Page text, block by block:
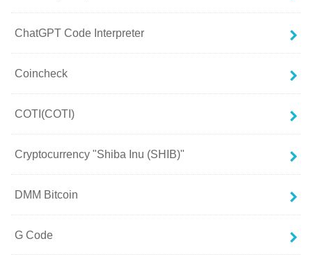
ChatGPT Code Interpreter
Coincheck
COTI(COTI)
Cryptocurrency "Shiba Inu (SHIB)"
DMM Bitcoin
G Code